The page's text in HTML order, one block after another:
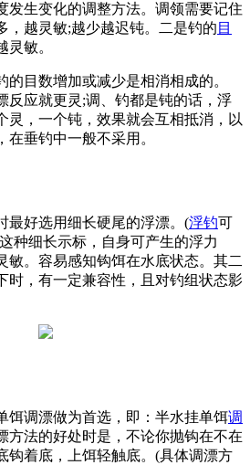
发生变化的调整方法。调领需要记住
，越灵敏;越少越迟钝。二是钓的 目
灵敏。
目数增加或减少是相消相成的。
反应就更灵;调、钓都是钝的话，浮
灵，一个钝，效果就会互相抵消，以
垂钓中一般不采用。
最好选用细长硬尾的浮漂。(浮钓可
种细长示标，自身可产生的浮力
敏。容易感知钩饵在水底状态。其二
时，有一定兼容性，且对钓组状态影
饵调漂做为首选，即：半水挂单饵调
方法的好处时是，不论你抛钩在不在
钩着底，上饵轻触底。(具体调漂方